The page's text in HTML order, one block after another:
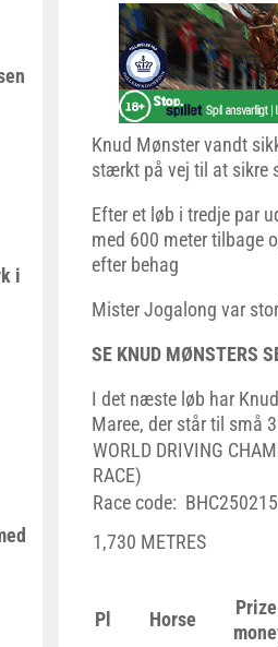
i
Knud Mønster vandt
stærkt på vej til at sikre
Efter et løb i tredje par
med 600 meter tilbage
efter behag
Mister Jogalong var
SE KNUD MØNSTERS
I det næste løb har
Maree, der står til små
WORLD DRIVING
RACE)
Race code:
1,730 METRES
Pl Horse